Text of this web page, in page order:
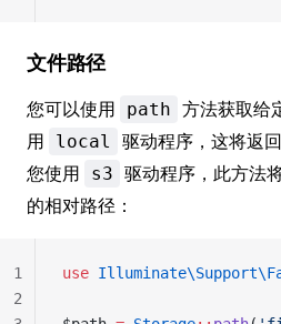
文件路径
您可以使用 path 方法获取给
用
local
驱动程序，这将返
您使用
s3 驱动程序，此方法
的相对路径：
use
1
2